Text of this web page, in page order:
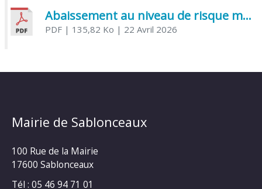
Abaissement au niveau de risque modéré de l’Influenza aviaire
PDF| 135,82 Ko | 22 Avril 2026
Mairie de Sablonceaux
100 Rue de la Mairie
17600 Sablonceaux
Tél : 05 46 94 71 01